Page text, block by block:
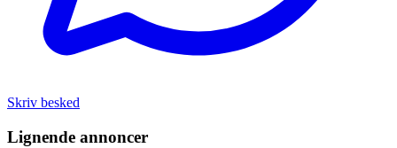
Skriv besked
Lignende annoncer